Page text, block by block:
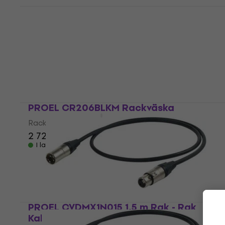
PROEL CR206BLKM Rackväska
Rackväska
2 729 kr
I lager för E-shop
PROEL CVDMX1N015 1,5 m Rak - Rak
Kablar för DMX-lampor